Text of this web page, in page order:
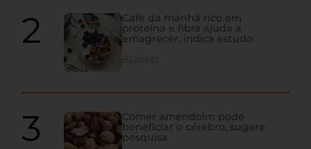
Café da manhã rico em
proteína e fibra ajuda a
emagrecer, indica estudo
Comer amendoim pode
beneficiar o cérebro, sugere
pesquisa